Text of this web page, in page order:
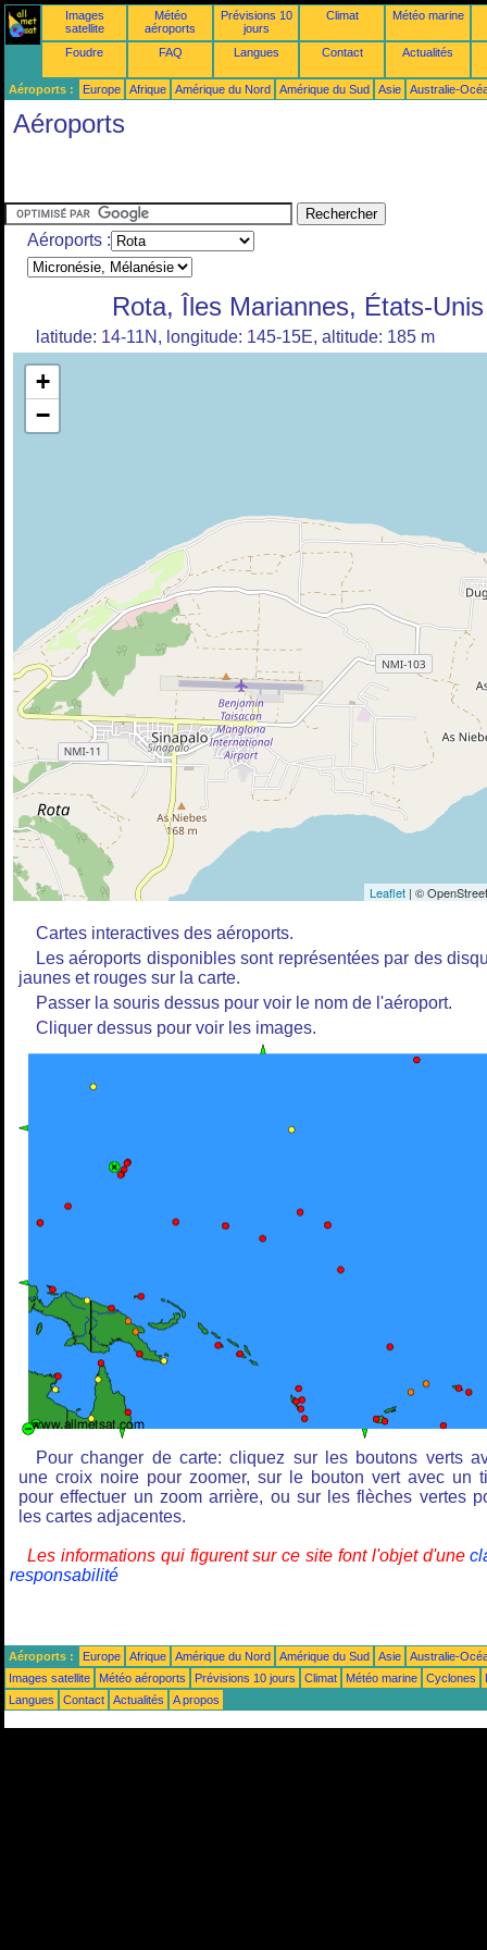
Images
satellite
Météo
aéroports
Prévisions 10
jours
Climat Météo marine
Foudre FAQ Langues Contact Actualités
Aéroports : Europe Afrique Amérique du Nord Amérique du Sud Asie Australie-
Aéroports
Aéroports :
Rota, Îles Mariannes, États-Unis
latitude: 14-11N, longitude: 145-15E, altitude: 185 m
+
−
Leaflet | ©
Cartes interactives des aéroports.
Les aéroports disponibles sont représentées par des
jaunes et rouges sur la carte.
Passer la souris dessus pour voir le nom de l'aéroport.
Cliquer dessus pour voir les images.
Pour changer de carte: cliquez sur les boutons verts
une croix noire pour zoomer, sur le bouton vert avec un
pour effectuer un zoom arrière, ou sur les flèches vertes
les cartes adjacentes.
Les informations qui figurent sur ce site font l'objet d'une
responsabilité
Aéroports : Europe Afrique Amérique du Nord Amérique du Sud Asie
Australie-
Images satellite
Météo aéroports Prévisions 10 jours Climat Météo marine Cyclones
Langues
Contact Actualités A propos